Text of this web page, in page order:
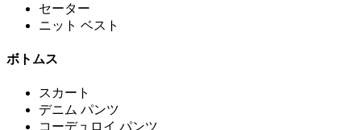
セーター
ニット ベスト
ボトムス
スカート
デニム パンツ
コーデュロイ パンツ